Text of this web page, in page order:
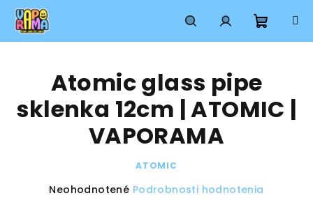
Prejsť
obsah
HľadaťPrihlásenie
košík
Atomic glass pipe
sklenka 12cm | ATOMIC |
VAPORAMA
ATOMIC
Priemerné
Neohodnotené Podrobnosti hodnotenia